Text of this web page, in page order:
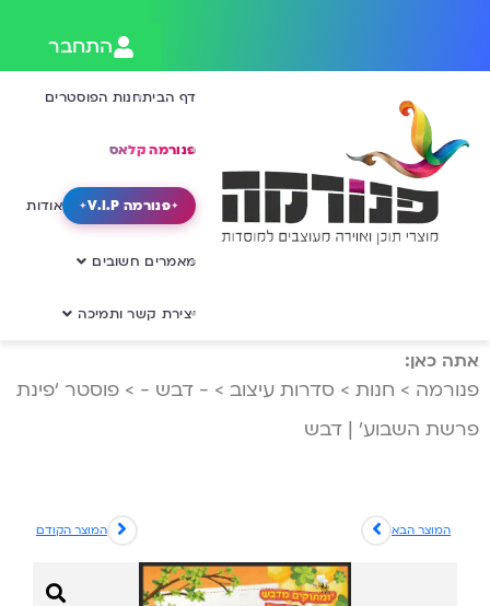
התחבר
דף הביתחנות הפוסטרים
פנורמה קלאס
פנורמה V.I.P אודות
מאמרים חשובים
יצירת קשר ותמיכה
אתה כאן:
פנורמה > חנות > סדרות עיצוב > - דבש - > פוסטר ‘פינת
פרשת השבוע’ | דבש
המוצר הקודם המוצר הבא